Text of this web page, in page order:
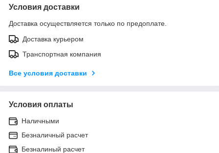
Условия доставки
Доставка осуществляется только по предоплате.
Доставка курьером
Транспортная компания
Все условия доставки
Условия оплаты
Наличными
Безналичный расчет
Безналиный расчет